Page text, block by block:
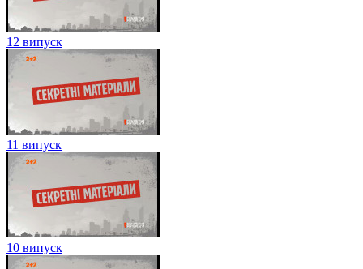
12 випуск
11 випуск
10 випуск